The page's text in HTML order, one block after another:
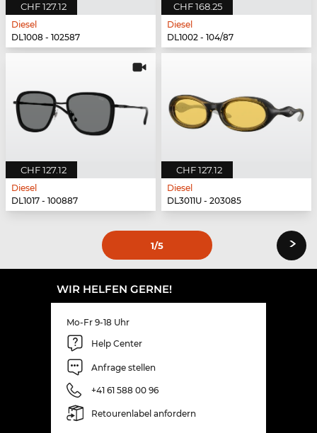
CHF 127.12
Diesel
DL1008 - 102587
CHF 168.25
Diesel
DL1002 - 104/87
CHF 127.12
Diesel
DL1017 - 100887
CHF 127.12
Diesel
DL3011U - 203085
1/5 ›
WIR HELFEN GERNE!
Mo-Fr 9-18 Uhr
Help Center
Anfrage stellen
+41 61 588 00 96
Retourenlabel anfordern